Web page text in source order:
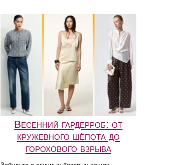
Весенний гардерроб: от
кружевного шёпота до
горохового взрыва